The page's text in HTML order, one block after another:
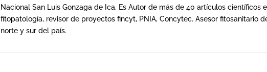
Nacional San Luis Gonzaga de Ica. Es Autor de más de 40 artículos científicos
fitopatología, revisor de proyectos fincyt, PNIA, Concytec. Asesor fitosanitario
norte y sur del país.